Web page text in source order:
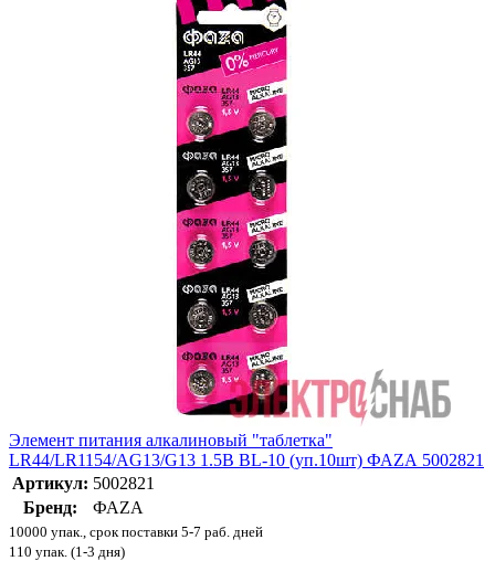
Элемент питания алкалиновый "таблетка"
LR44/LR1154/AG13/G13 1.5В BL-10 (уп.10шт) ФАZА 5002821
Артикул: 5002821
Бренд:
ФАZА
10000 упак., срок поставки 5-7 раб. дней
110 упак. (1-3 дня)